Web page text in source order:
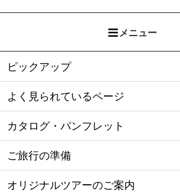
メニュー
ピックアップ
よく見られているページ
カタログ・パンフレット
ご旅行の準備
オリジナルツアーのご案内